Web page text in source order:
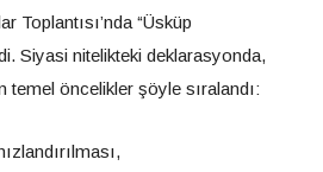
Toplantısı’nda “Üsküp
Siyasi nitelikteki deklarasyonda,
temel öncelikler şöyle sıralandı: